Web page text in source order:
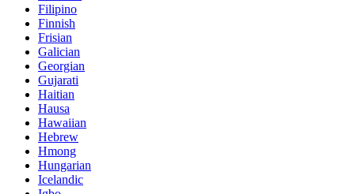
Filipino
Finnish
Frisian
Galician
Georgian
Gujarati
Haitian
Hausa
Hawaiian
Hebrew
Hmong
Hungarian
Icelandic